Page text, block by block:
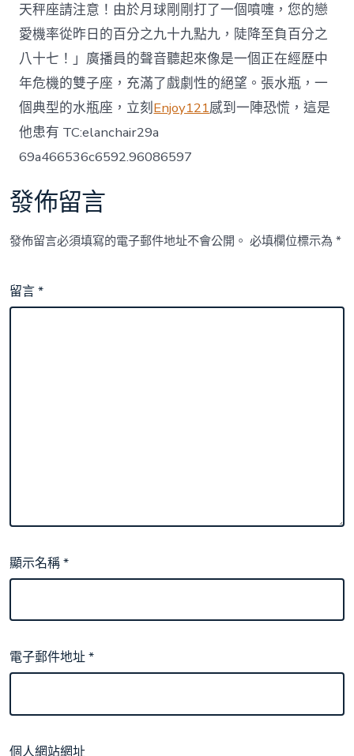
天秤座請注意！由於月球剛剛打了一個噴嚏，您的戀
愛機率從昨日的百分之九十九點九，陡降至負百分之
八十七！」廣播員的聲音聽起來像是一個正在經歷中
年危機的雙子座，充滿了戲劇性的絕望。張水瓶，一
個典型的水瓶座，立刻Enjoy121感到一陣恐慌，這是
他患有 TC:elanchair29a
69a466536c6592.96086597
發佈留言
發佈留言必須填寫的電子郵件地址不會公開。 必填欄位標示為*
留言*
顯示名稱*
電子郵件地址*
個人網站網址